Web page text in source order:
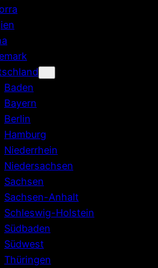
Baden
Bayern
Berlin
Hamburg
Niederrhein
Niedersachsen
Sachsen
Sachsen-Anhalt
Schleswig-Holstein
Südbaden
Südwest
Thüringen